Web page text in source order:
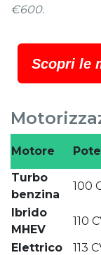
€600.
Scopri le
Motore
Turbo
benzina
100
Ibrido
MHEV
110
Elettrico
113